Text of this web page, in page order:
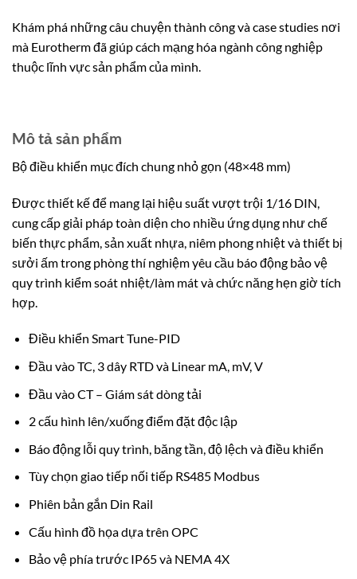
Khám phá những câu chuyện thành công và case studies nơi
mà Eurotherm đã giúp cách mạng hóa ngành công nghiệp
thuộc lĩnh vực sản phẩm của mình.
Mô tả sản phẩm
Bộ điều khiển mục đích chung nhỏ gọn (48×48 mm)
Được thiết kế để mang lại hiệu suất vượt trội 1/16 DIN,
cung cấp giải pháp toàn diện cho nhiều ứng dụng như chế
biến thực phẩm, sản xuất nhựa, niêm phong nhiệt và thiết bị
sưởi ấm trong phòng thí nghiệm yêu cầu báo động bảo vệ
quy trình kiểm soát nhiệt/làm mát và chức năng hẹn giờ tích
hợp.
Điều khiển Smart Tune-PID
Đầu vào TC, 3 dây RTD và Linear mA, mV, V
Đầu vào CT – Giám sát dòng tải
2 cấu hình lên/xuống điểm đặt độc lập
Báo động lỗi quy trình, băng tần, độ lệch và điều khiển
Tùy chọn giao tiếp nối tiếp RS485 Modbus
Phiên bản gắn Din Rail
Cấu hình đồ họa dựa trên OPC
Bảo vệ phía trước IP65 và NEMA 4X